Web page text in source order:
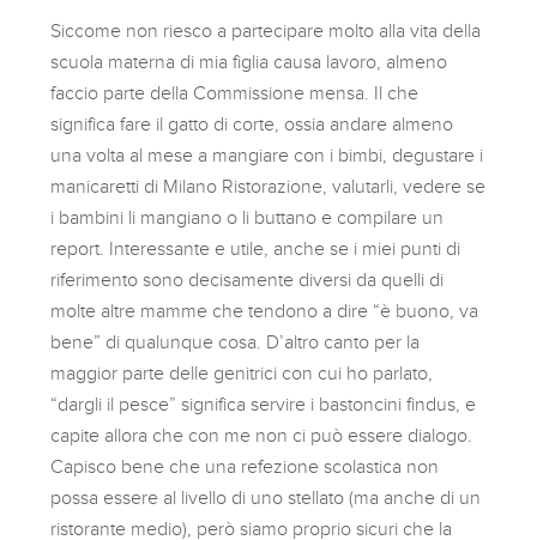
Siccome non riesco a partecipare molto alla vita della
scuola materna di mia figlia causa lavoro, almeno
faccio parte della Commissione mensa. Il che
significa fare il gatto di corte, ossia andare almeno
una volta al mese a mangiare con i bimbi, degustare i
manicaretti di Milano Ristorazione, valutarli, vedere se
i bambini li mangiano o li buttano e compilare un
report. Interessante e utile, anche se i miei punti di
riferimento sono decisamente diversi da quelli di
molte altre mamme che tendono a dire “è buono, va
bene” di qualunque cosa. D’altro canto per la
maggior parte delle genitrici con cui ho parlato,
“dargli il pesce” significa servire i bastoncini findus, e
capite allora che con me non ci può essere dialogo.
Capisco bene che una refezione scolastica non
possa essere al livello di uno stellato (ma anche di un
ristorante medio), però siamo proprio sicuri che la